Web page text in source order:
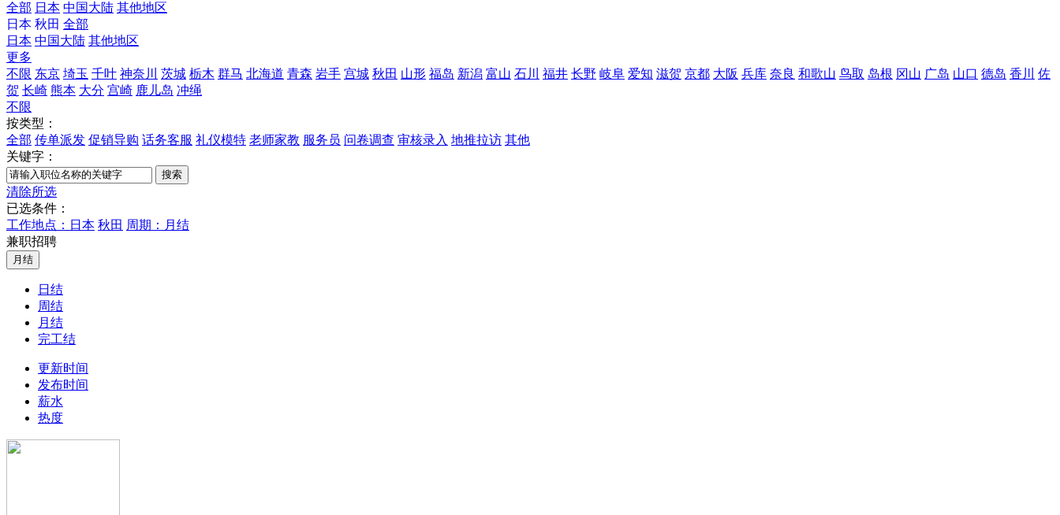
全部 日本 中国大陆 其他地区
日本 秋田 全部
日本 中国大陆 其他地区
更多
不限 东京 埼玉 千叶 神奈川 茨城 栃木 群马 北海道 青森 岩手 宫城 秋田 山形 福岛 新潟 富山 石川 福井 长野 岐阜 爱知 滋贺 京都 大阪 兵库 奈良 和歌山 鸟取 岛根 冈山 广岛 山口 德岛 香川
佐
贺 长崎 熊本 大分 宫崎 鹿儿岛 冲绳
不限
按类型：
全部 传单派发 促销导购 话务客服 礼仪模特 老师家教 服务员 问卷调查 审核录入 地推拉访 其他
关键字：
清除所选
已选条件：
工作地点：日本 秋田 周期：月结
兼职招聘
日结
周结
月结
完工结
更新时间
发布时间
薪水
热度